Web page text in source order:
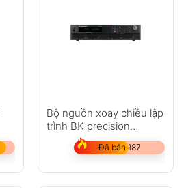
Bộ nguồn xoay chiều lập
trình BK precision
PVS60085
Đã bán 187